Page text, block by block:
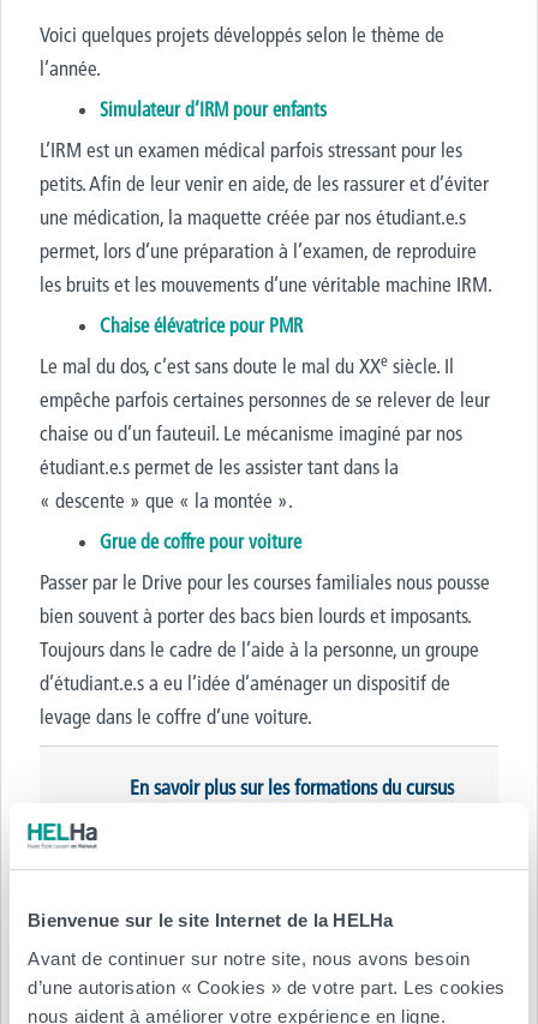
Bienvenue sur le site Internet de la HELHa
Avant de continuer sur notre site, nous avons besoin
d’une autorisation « Cookies » de votre part. Les cookies
nous aident à améliorer votre expérience en ligne.
Voici quelques projets développés selon le thème de
l’année.
Simulateur d’IRM pour enfants
L’IRM est un examen médical parfois stressant pour les
petits. Afin de leur venir en aide, de les rassurer et d’éviter
une médication, la maquette créée par nos étudiant.e.s
permet, lors d’une préparation à l’examen, de reproduire
les bruits et les mouvements d’une véritable machine IRM.
Chaise élévatrice pour PMR
Le mal du dos, c’est sans doute le mal du XXe siècle. Il
empêche parfois certaines personnes de se relever de leur
chaise ou d’un fauteuil. Le mécanisme imaginé par nos
étudiant.e.s permet de les assister tant dans la
« descente » que « la montée ».
Grue de coffre pour voiture
Passer par le Drive pour les courses familiales nous pousse
bien souvent à porter des bacs bien lourds et imposants.
Toujours dans le cadre de l’aide à la personne, un groupe
d’étudiant.e.s a eu l’idée d’aménager un dispositif de
levage dans le coffre d’une voiture.
En savoir plus sur les formations du cursus